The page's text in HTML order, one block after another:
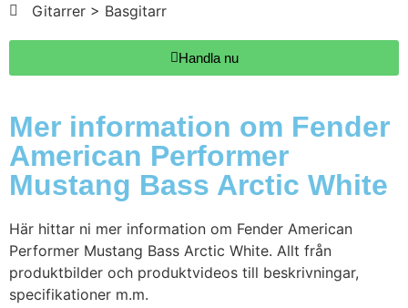
Gitarrer > Basgitarr
Handla nu
Mer information om Fender
American Performer
Mustang Bass Arctic White
Här hittar ni mer information om Fender American
Performer Mustang Bass Arctic White. Allt från
produktbilder och produktvideos till beskrivningar,
specifikationer m.m.